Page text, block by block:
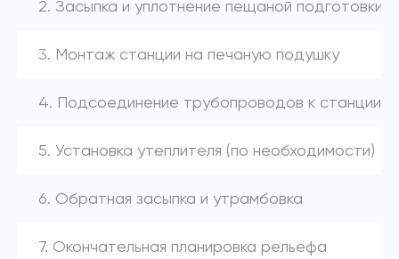
2. Засыпка и уплотнение пещаной подготовки
3. Монтаж станции на печаную подушку
4. Подсоединение трубопроводов к станции
5. Установка утеплителя (по необходимости)
6. Обратная засыпка и утрамбовка
7. Окончательная планировка рельефа